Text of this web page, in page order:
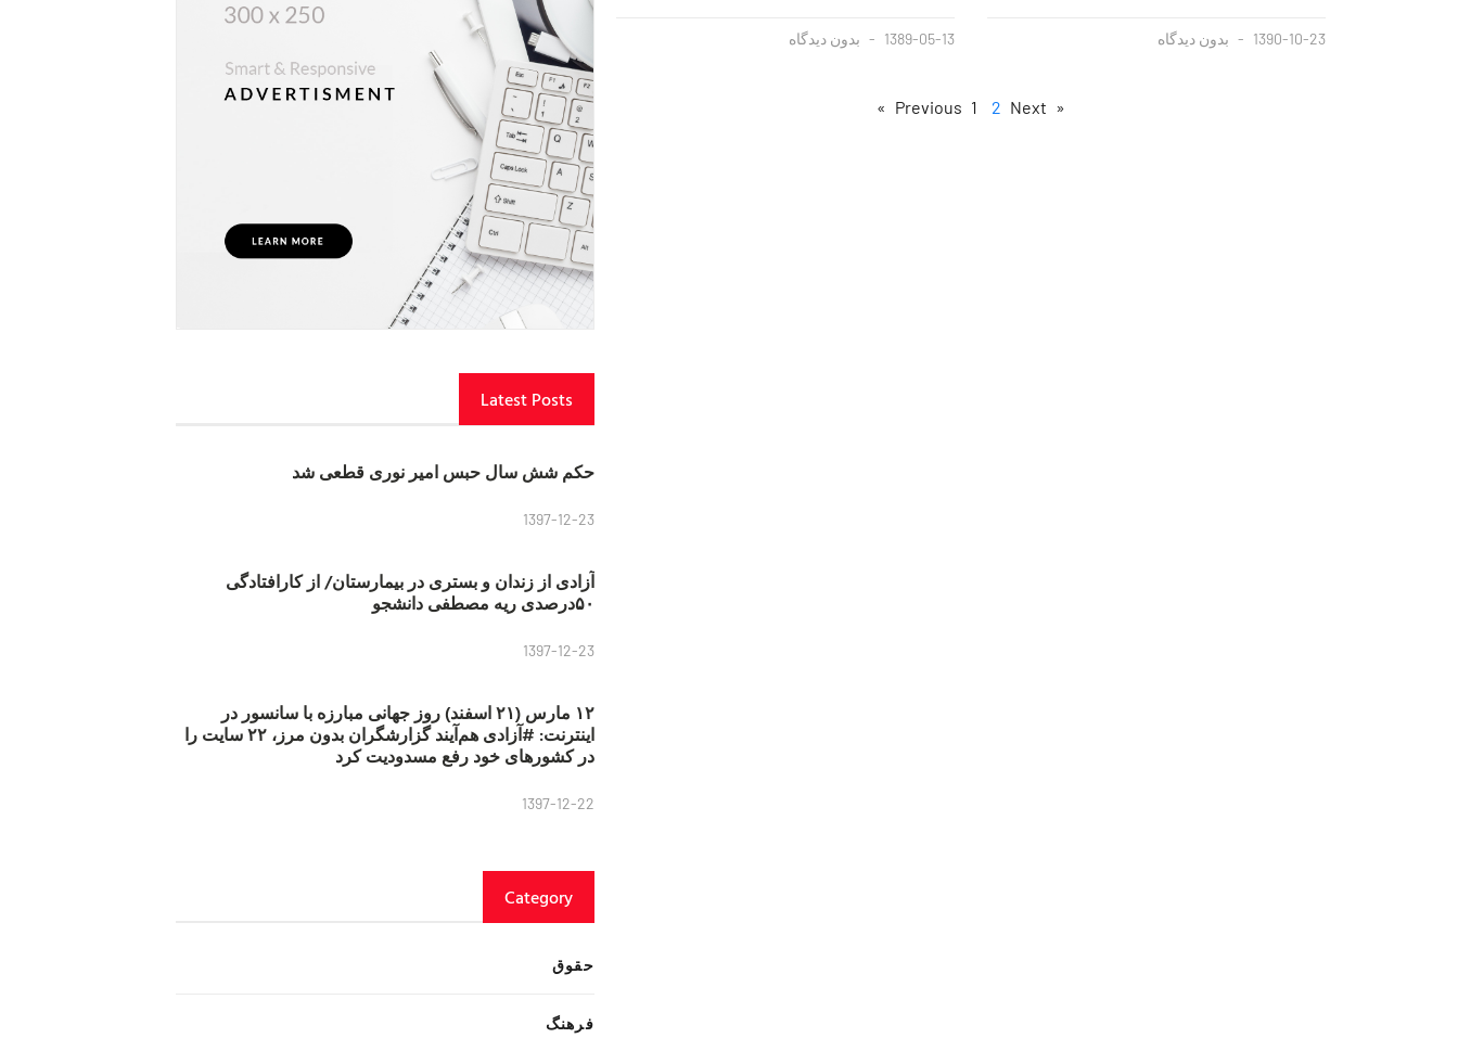
1390-10-23 بدون دیدگاه 1389-05-13 بدون دیدگاه
« Previous
1 2 Next »
Latest Posts
حکم شش سال حبس امیر نوری قطعی شد
1397-12-23
آزادی از زندان و بستری در بیمارستان/ از کارافتادگی
۵۰درصدی ریه مصطفی دانشجو
1397-12-23
۱۲ مارس (۲۱ اسفند) روز جهانی مبارزه با سانسور در
اینترنت: #آزادی هم‌آیند گزارشگران‌ بدون مرز، ۲۲ سایت را
در کشورهای خود رفع مسدودیت کرد
1397-12-22
Category
حقوق
فرهنگ